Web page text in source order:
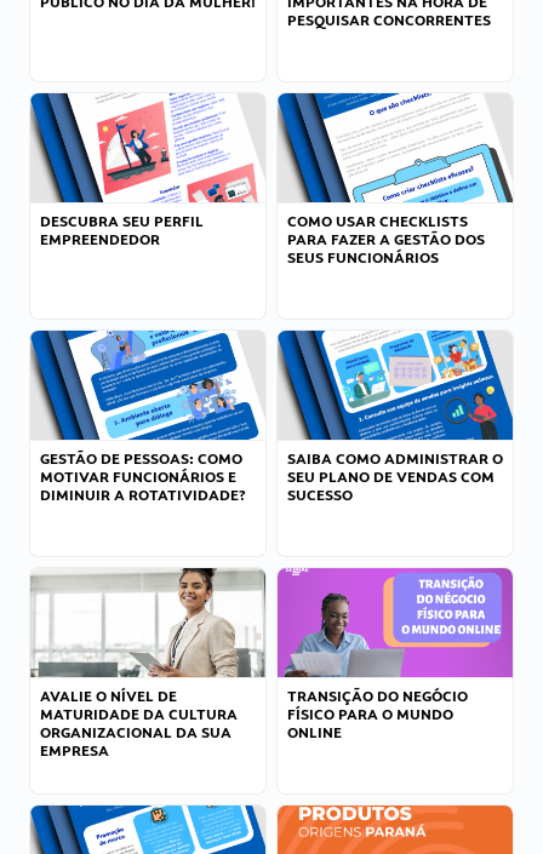
PESQUISAR CONCORRENTES
DESCUBRA SEU PERFIL
EMPREENDEDOR
COMO USAR CHECKLISTS
PARA FAZER A GESTÃO DOS
SEUS FUNCIONÁRIOS
GESTÃO DE PESSOAS: COMO
MOTIVAR FUNCIONÁRIOS E
DIMINUIR A ROTATIVIDADE?
SAIBA COMO ADMINISTRAR O
SEU PLANO DE VENDAS COM
SUCESSO
AVALIE O NÍVEL DE
MATURIDADE DA CULTURA
ORGANIZACIONAL DA SUA
EMPRESA
TRANSIÇÃO DO NEGÓCIO
FÍSICO PARA O MUNDO
ONLINE